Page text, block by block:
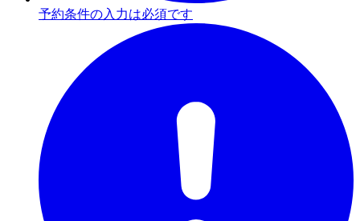
予約条件の入力は必須です